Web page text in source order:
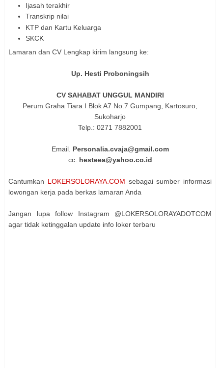
Ijasah terakhir
Transkrip nilai
KTP dan Kartu Keluarga
SKCK
Lamaran dan CV Lengkap kirim langsung ke:
Up. Hesti Proboningsih
CV SAHABAT UNGGUL MANDIRI
Perum Graha Tiara I Blok A7 No.7 Gumpang, Kartosuro,
Sukoharjo
Telp.: 0271 7882001
Email. Personalia.cvaja@gmail.com
cc. hesteea@yahoo.co.id
Cantumkan LOKERSOLORAYA.COM sebagai sumber informasi
lowongan kerja pada berkas lamaran Anda
Jangan lupa follow Instagram @LOKERSOLORAYADOTCOM
agar tidak ketinggalan update info loker terbaru